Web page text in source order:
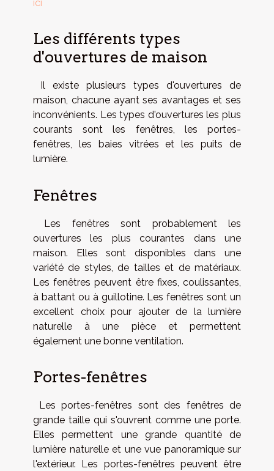
ici
Les différents types
d'ouvertures de maison
Il existe plusieurs types d'ouvertures de
maison, chacune ayant ses avantages et ses
inconvénients. Les types d'ouvertures les plus
courants sont les fenêtres, les portes-
fenêtres, les baies vitrées et les puits de
lumière.
Fenêtres
Les fenêtres sont probablement les
ouvertures les plus courantes dans une
maison. Elles sont disponibles dans une
variété de styles, de tailles et de matériaux.
Les fenêtres peuvent être fixes, coulissantes,
à battant ou à guillotine. Les fenêtres sont un
excellent choix pour ajouter de la lumière
naturelle à une pièce et permettent
également une bonne ventilation.
Portes-fenêtres
Les portes-fenêtres sont des fenêtres de
grande taille qui s'ouvrent comme une porte.
Elles permettent une grande quantité de
lumière naturelle et une vue panoramique sur
l'extérieur. Les portes-fenêtres peuvent être